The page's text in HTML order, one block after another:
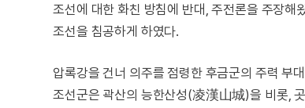
조선에 대한 화친 방침에 반대, 주전론을 주장
조선을 침공하게 하였다.
압록강을 건너 의주를 점령한 후금군의 주력 부
조선군은 곽산의 능한산성(凌漢山城)을 비롯,